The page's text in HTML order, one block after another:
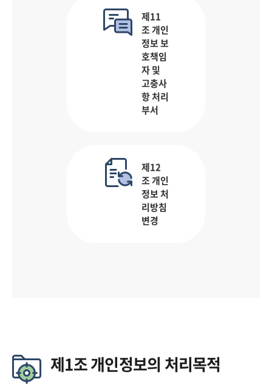
제11
조 개인
정보 보
호책임
자 및
고충사
항 처리
부서
제12
조 개인
정보 처
리방침
변경
제1조 개인정보의 처리목적